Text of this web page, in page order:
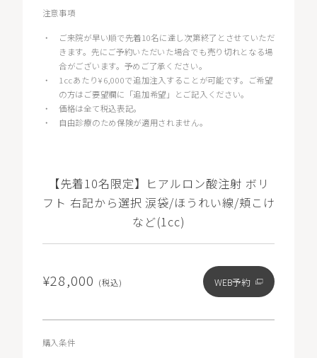
注意事項
・
ご来院が早い順で先着10名に達し次第終了とさせていただ
きます。先にご予約いただいた場合でも売り切れとなる場
合がございます。予めご了承ください。
・
1ccあたり¥6,000で追加注入することが可能です。ご希望
の方はご要望欄に「追加希望」とご記入ください。
・価格は全て税込表記。
・
自由診療のため保険が適用されません。
【先着10名限定】ヒアルロン酸注射 ボリ
フト 右記から選択 涙袋/ほうれい線/頬こけ
など(1cc)
¥28,000 (税込) WEB予約
購入条件